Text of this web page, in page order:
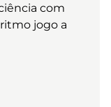
com
jogo a